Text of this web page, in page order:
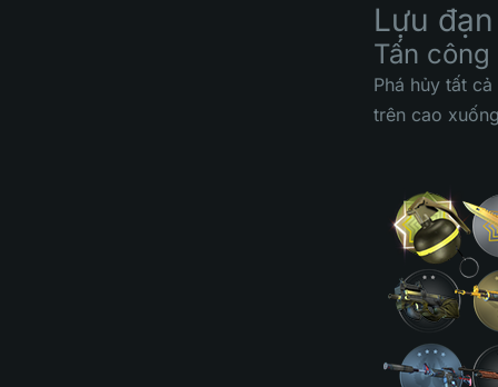
Lựu đạn
Tấn
Phá hủy tất
trên cao